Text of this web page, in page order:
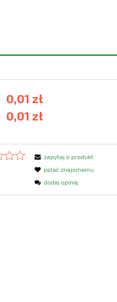
0,01 zł
0,01 zł
zapytaj o produkt
poleć znajomemu
dodaj opinię